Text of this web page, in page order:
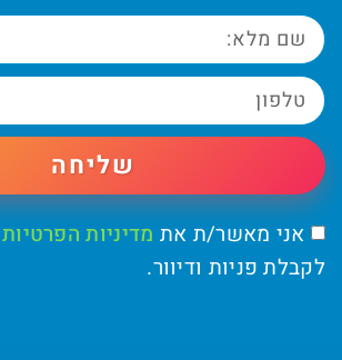
אני מאשר/ת את מדיניות הפרטיות
לקבלת פניות ודיוור.
שליחה